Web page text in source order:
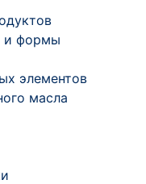
и формы
элементов
масла